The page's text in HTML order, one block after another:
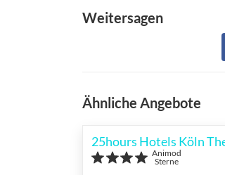
Weitersagen
Ähnliche Angebote
25hours Hotels Köln
Animod
Sterne